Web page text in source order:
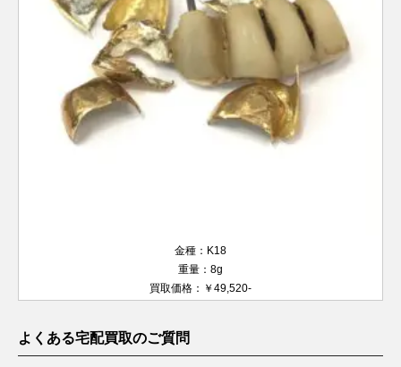
金種：K18
重量：8g
買取価格：￥49,520-
よくある宅配買取のご質問